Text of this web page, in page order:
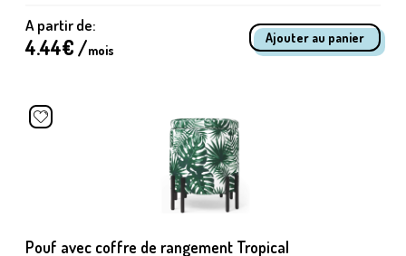
A partir de:
4.44€ /mois
Pouf avec coffre de rangement Tropical